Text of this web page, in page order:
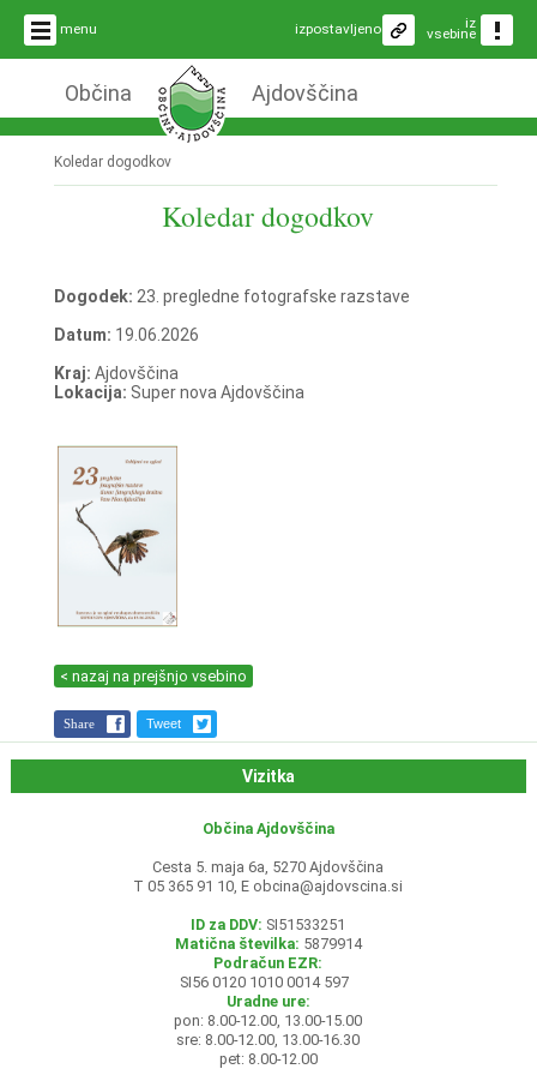
menu iz
vsebine
izpostavljeno
Občina Ajdovščina
Koledar dogodkov
Koledar dogodkov
Dogodek: 23. pregledne fotografske razstave
Datum: 19.06.2026
Kraj: Ajdovščina
Lokacija: Super nova Ajdovščina
< nazaj na prejšnjo vsebino
Share Tweet
Vizitka
Občina Ajdovščina
Cesta 5. maja 6a, 5270 Ajdovščina
T 05 365 91 10, E obcina@ajdovscina.si
ID za DDV: SI51533251
Matična številka: 5879914
Podračun EZR:
SI56 0120 1010 0014 597
Uradne ure:
pon: 8.00-12.00, 13.00-15.00
sre: 8.00-12.00, 13.00-16.30
pet: 8.00-12.00